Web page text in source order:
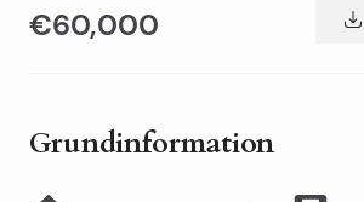
€60,000
Grundinformation